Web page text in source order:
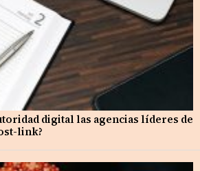
digital las agencias líderes de
link?